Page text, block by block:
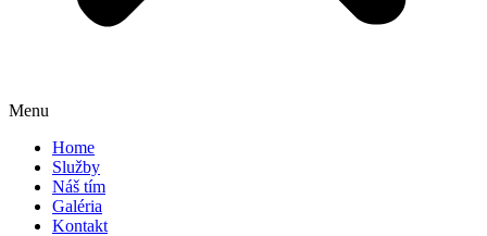
Menu
Home
Služby
Náš tím
Galéria
Kontakt